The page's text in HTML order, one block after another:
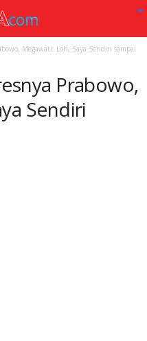
Megawati: Loh, Saya Sendiri sampai
Prabowo,
Sendiri